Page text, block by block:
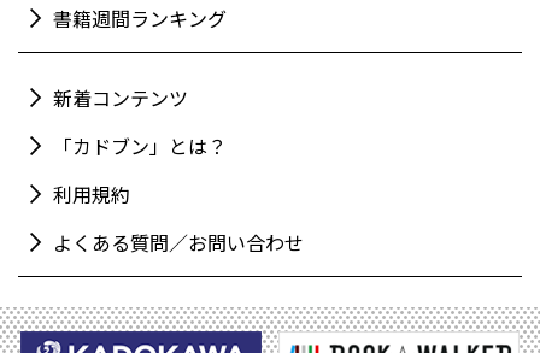
書籍週間ランキング
新着コンテンツ
「カドブン」とは？
利用規約
よくある質問／お問い合わせ